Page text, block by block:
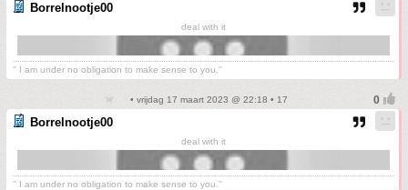
Borrelnootje00
deal with it
'' I am under no obligation to make sense to you.''
• vrijdag 17 maart 2023 @ 22:18 • 17
Borrelnootje00
deal with it
'' I am under no obligation to make sense to you.''